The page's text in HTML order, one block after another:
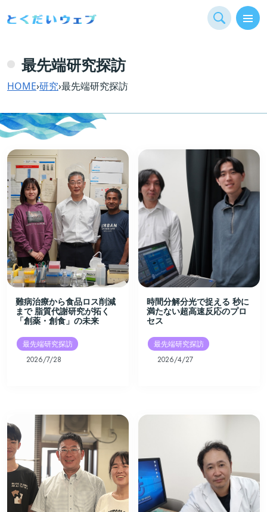
最先端研究探訪
HOME›研究›最先端研究探訪
難病治療から食品ロス削減
まで 脂質代謝研究が拓く
「創薬・創食」の未来
最先端研究探訪
2026/7/28
時間分解分光で捉える 秒に
満たない超高速反応のプロ
セス
最先端研究探訪
2026/4/27